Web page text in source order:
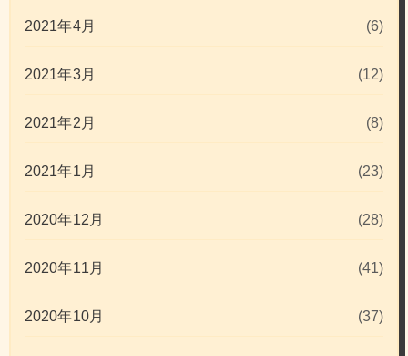
2021年4月 (6)
2021年3月 (12)
2021年2月 (8)
2021年1月 (23)
2020年12月 (28)
2020年11月 (41)
2020年10月 (37)